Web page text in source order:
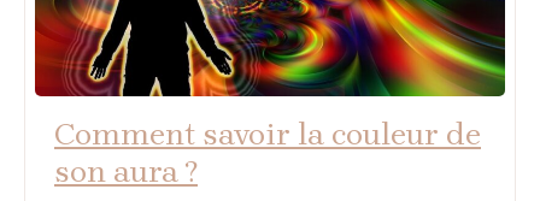
Comment savoir la couleur de
son aura ?